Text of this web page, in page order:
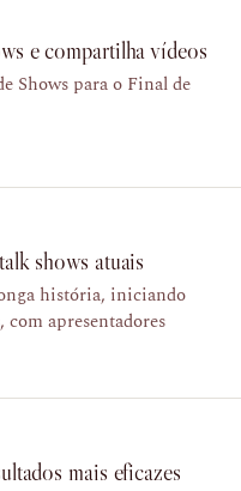
e compartilha vídeos
Shows para o Final de
shows atuais
história, iniciando
apresentadores
mais eficazes